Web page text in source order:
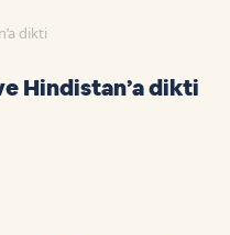
dikti
Hindistan’a dikti